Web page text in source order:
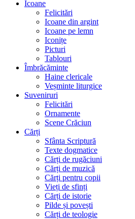
Icoane
Felicitări
Icoane din argint
Icoane pe lemn
Iconițe
Picturi
Tablouri
Îmbrăcăminte
Haine clericale
Veșminte liturgice
Suveniruri
Felicitări
Ornamente
Scene Crăciun
Cărți
Sfânta Scriptură
Texte dogmatice
Cărți de rugăciuni
Cărți de muzică
Cărți pentru copii
Vieți de sfinți
Cărți de istorie
Pilde și povești
Cărți de teologie